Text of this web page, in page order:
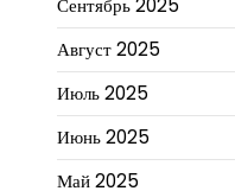
Август 2025
Июль 2025
Июнь 2025
Май 2025